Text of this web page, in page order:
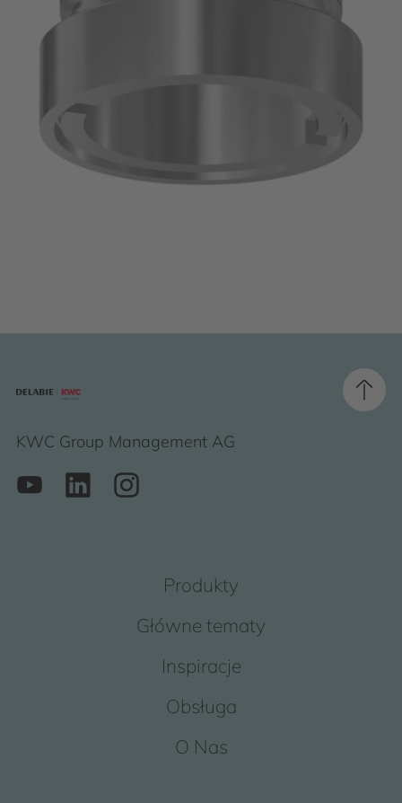
KWC Group Management AG
Produkty
Główne tematy
Inspiracje
Obsługa
O Nas